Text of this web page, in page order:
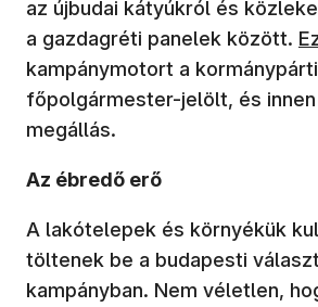
az újbudai kátyúkról és
a gazdagréti panelek között.
kampánymotort a kormánypárti
főpolgármester-jelölt, és
megállás.
Az ébredő erő
A lakótelepek és környékük
töltenek be a budapesti
kampányban. Nem véletlen,